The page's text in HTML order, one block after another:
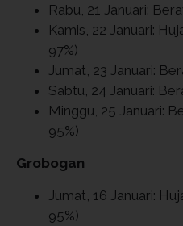
Rabu, 21 Januari:
Kamis, 22 Januari:
97%)
Jumat, 23 Januari:
Sabtu, 24 Januari:
Minggu, 25 Januari:
95%)
Grobogan
Jumat, 16 Januari:
95%)